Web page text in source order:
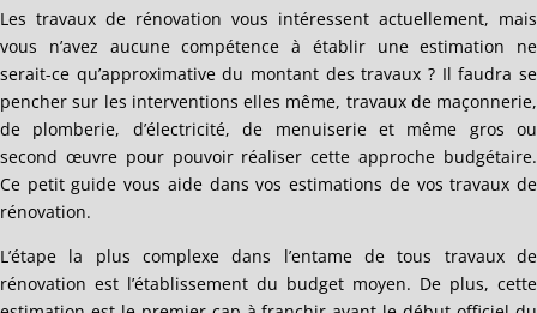
Les travaux de rénovation vous intéressent actuellement, mais
vous n’avez aucune compétence à établir une estimation ne
serait-ce qu’approximative du montant des travaux ? Il faudra se
pencher sur les interventions elles même, travaux de maçonnerie,
de plomberie, d’électricité, de menuiserie et même gros ou
second œuvre pour pouvoir réaliser cette approche budgétaire.
Ce petit guide vous aide dans vos estimations de vos travaux de
rénovation.
L’étape la plus complexe dans l’entame de tous travaux de
rénovation est l’établissement du budget moyen. De plus, cette